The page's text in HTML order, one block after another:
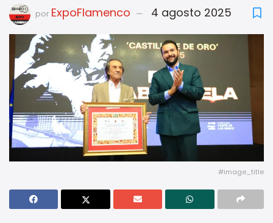
por ExpoFlamenco 4 agosto 2025
#image_title